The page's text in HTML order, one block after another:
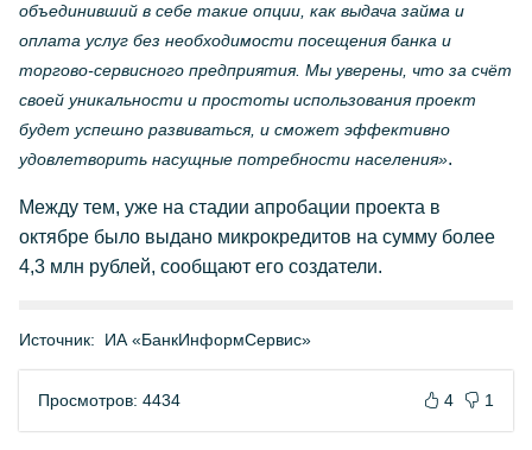
объединивший в себе такие опции, как выдача займа и
оплата услуг без необходимости посещения банка и
торгово-сервисного предприятия. Мы уверены, что за счёт
своей уникальности и простоты использования проект
будет успешно развиваться, и сможет эффективно
удовлетворить насущные потребности населения».
Между тем, уже на стадии апробации проекта в
октябре было выдано микрокредитов на сумму более
4,3 млн рублей, сообщают его создатели.
Источник: ИА «БанкИнформСервис»
Просмотров: 4434 4 1